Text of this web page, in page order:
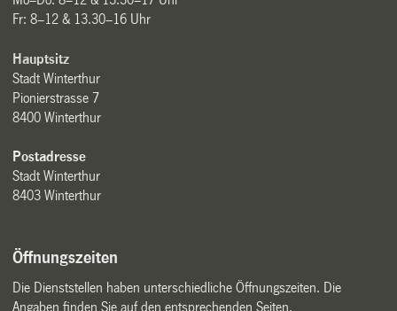
Fr: 8–12 & 13.30–16 Uhr
Hauptsitz
Stadt Winterthur
Pionierstrasse 7
8400 Winterthur
Postadresse
Stadt Winterthur
8403 Winterthur
Öffnungszeiten
Die Dienststellen haben unterschiedliche Öffnungszeiten. Die
Angaben finden Sie auf den entsprechenden Seiten.